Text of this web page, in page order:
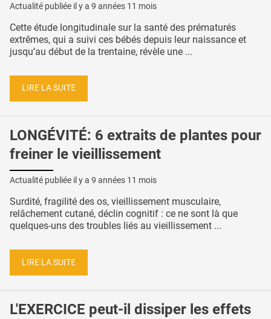
Actualité publiée il y a 9 années 11 mois
Cette étude longitudinale sur la santé des prématurés
extrêmes, qui a suivi ces bébés depuis leur naissance et
jusqu’au début de la trentaine, révèle une ...
LIRE LA SUITE
LONGÉVITÉ: 6 extraits de plantes pour
freiner le vieillissement
Actualité publiée il y a 9 années 11 mois
Surdité, fragilité des os, vieillissement musculaire,
relâchement cutané, déclin cognitif : ce ne sont là que
quelques-uns des troubles liés au vieillissement ...
LIRE LA SUITE
L'EXERCICE peut-il dissiper les effets